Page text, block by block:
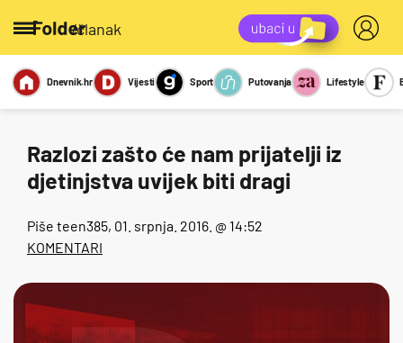
/članak
Miks Kviz
Report
Dnevnik.hr Vijesti Sport Putovanja Lifestyle
Razlozi zašto će nam prijatelji iz
djetinjstva uvijek biti dragi
Piše teen385, 01. srpnja. 2016. @ 14:52
KOMENTARI